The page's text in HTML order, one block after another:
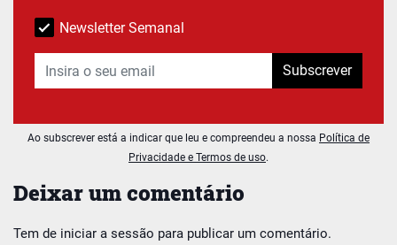
Deixar um comentário
Tem de iniciar a sessão para publicar um comentário.
Newsletter Semanal
Subscrever
Ao subscrever está a indicar que leu e compreendeu a nossa Política de
Privacidade e Termos de uso.